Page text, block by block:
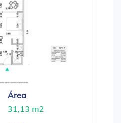
Área
31,13 m2